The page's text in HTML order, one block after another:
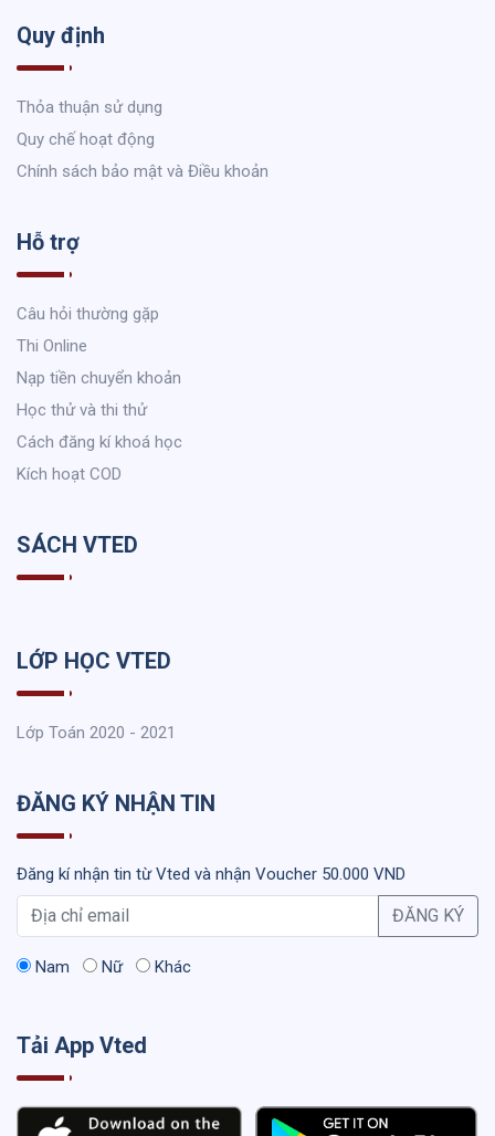
Quy định
Thỏa thuận sử dụng
Quy chế hoạt động
Chính sách bảo mật và Điều khoản
Hỗ trợ
Câu hỏi thường gặp
Thi Online
Nạp tiền chuyển khoản
Học thử và thi thử
Cách đăng kí khoá học
Kích hoạt COD
SÁCH VTED
LỚP HỌC VTED
Lớp Toán 2020 - 2021
ĐĂNG KÝ NHẬN TIN
Đăng kí nhận tin từ Vted và nhận Voucher 50.000 VND
ĐĂNG KÝ
Nam Nữ Khác
Tải App Vted